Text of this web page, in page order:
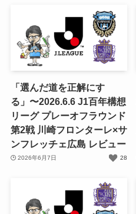
「選んだ道を正解にす
る」〜2026.6.6 J1百年構想
リーグ プレーオフラウンド
第2戦 川崎フロンターレ×サ
ンフレッチェ広島 レビュー
2026年6月7日 28